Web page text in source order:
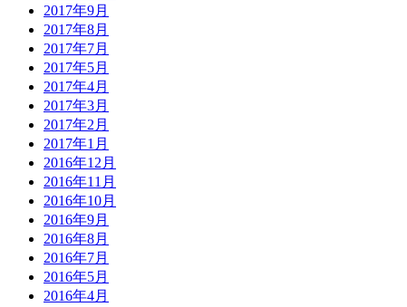
2017年9月
2017年8月
2017年7月
2017年5月
2017年4月
2017年3月
2017年2月
2017年1月
2016年12月
2016年11月
2016年10月
2016年9月
2016年8月
2016年7月
2016年5月
2016年4月